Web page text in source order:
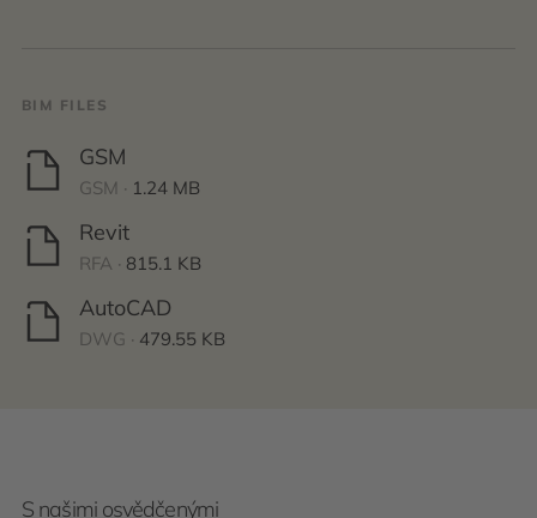
BIM FILES
GSM
GSM · 1.24 MB
Revit
RFA · 815.1 KB
AutoCAD
DWG · 479.55 KB
S našimi osvědčenými